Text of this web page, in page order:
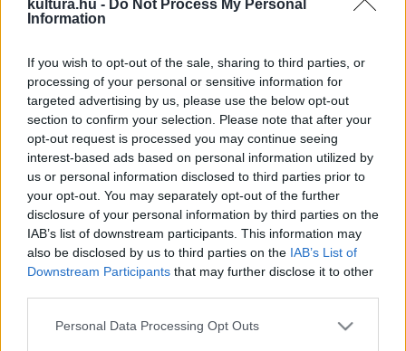
kultura.hu - Do Not Process My Personal
Information
If you wish to opt-out of the sale, sharing to third parties, or
processing of your personal or sensitive information for
targeted advertising by us, please use the below opt-out
section to confirm your selection. Please note that after your
opt-out request is processed you may continue seeing
interest-based ads based on personal information utilized by
us or personal information disclosed to third parties prior to
your opt-out. You may separately opt-out of the further
disclosure of your personal information by third parties on the
IAB’s list of downstream participants. This information may
also be disclosed by us to third parties on the IAB’s List of
Downstream Participants that may further disclose it to other
Please note that this website/app uses one or more Google
Personal Data Processing Opt Outs
Művészeti vezetőt keresnek az Egyesült Államokba
táncegyüttesbe. A feladat része, hogy tréninget és
próbákat is kell tartani: balett, jazz vagy modern
táncstílusból. Éves fizetés 37.500 dollár.
Balett tanár kerestetik
New York közeli konzervatórium keres tapasztalt
balettmestert, kitűnő kereseti lehetőséggel.
Verseny Szöulban
Nemzetközi Táncversenyt rendeznek Dél Koreában 2006.
augusztus 22. és 29. között.